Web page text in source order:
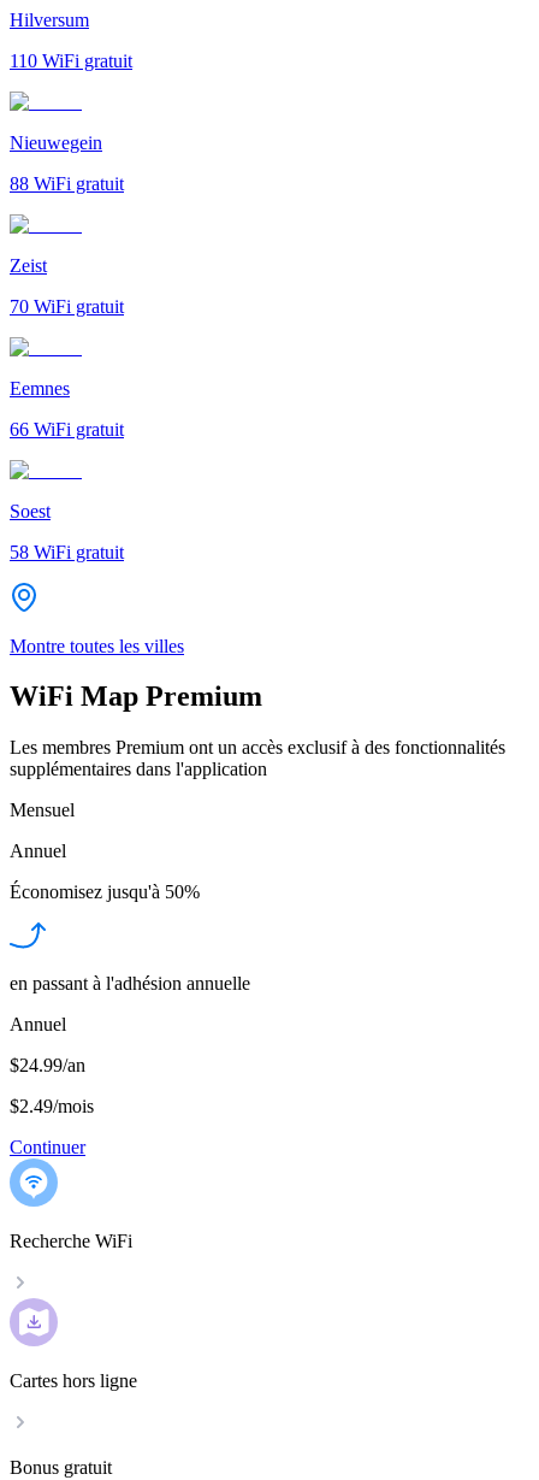
Hilversum
110 WiFi gratuit
Nieuwegein
88 WiFi gratuit
Zeist
70 WiFi gratuit
Eemnes
66 WiFi gratuit
Soest
58 WiFi gratuit
Montre toutes les villes
WiFi Map Premium
Les membres Premium ont un accès exclusif à des fonctionnalités
supplémentaires dans l'application
Mensuel
Annuel
Économisez jusqu'à 50%
en passant à l'adhésion annuelle
Annuel
$24.99/an
$2.49/mois
Continuer
Recherche WiFi
Cartes hors ligne
Bonus gratuit